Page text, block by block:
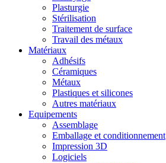
Plasturgie
Stérilisation
Traitement de surface
Travail des métaux
Matériaux
Adhésifs
Céramiques
Métaux
Plastiques et silicones
Autres matériaux
Equipements
Assemblage
Emballage et conditionnement
Impression 3D
Logiciels